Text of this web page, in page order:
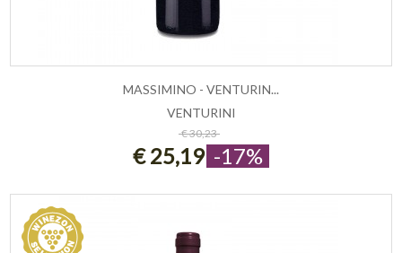
ESAURITO
MASSIMINO - VENTURIN...
VENTURINI
€ 30,23
€ 25,19 -17%